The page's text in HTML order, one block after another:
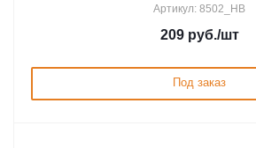
Артикул: 8502_HB
209руб./шт
Под заказ